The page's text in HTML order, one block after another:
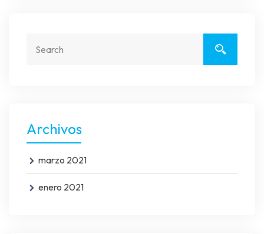
Archivos
marzo 2021
enero 2021